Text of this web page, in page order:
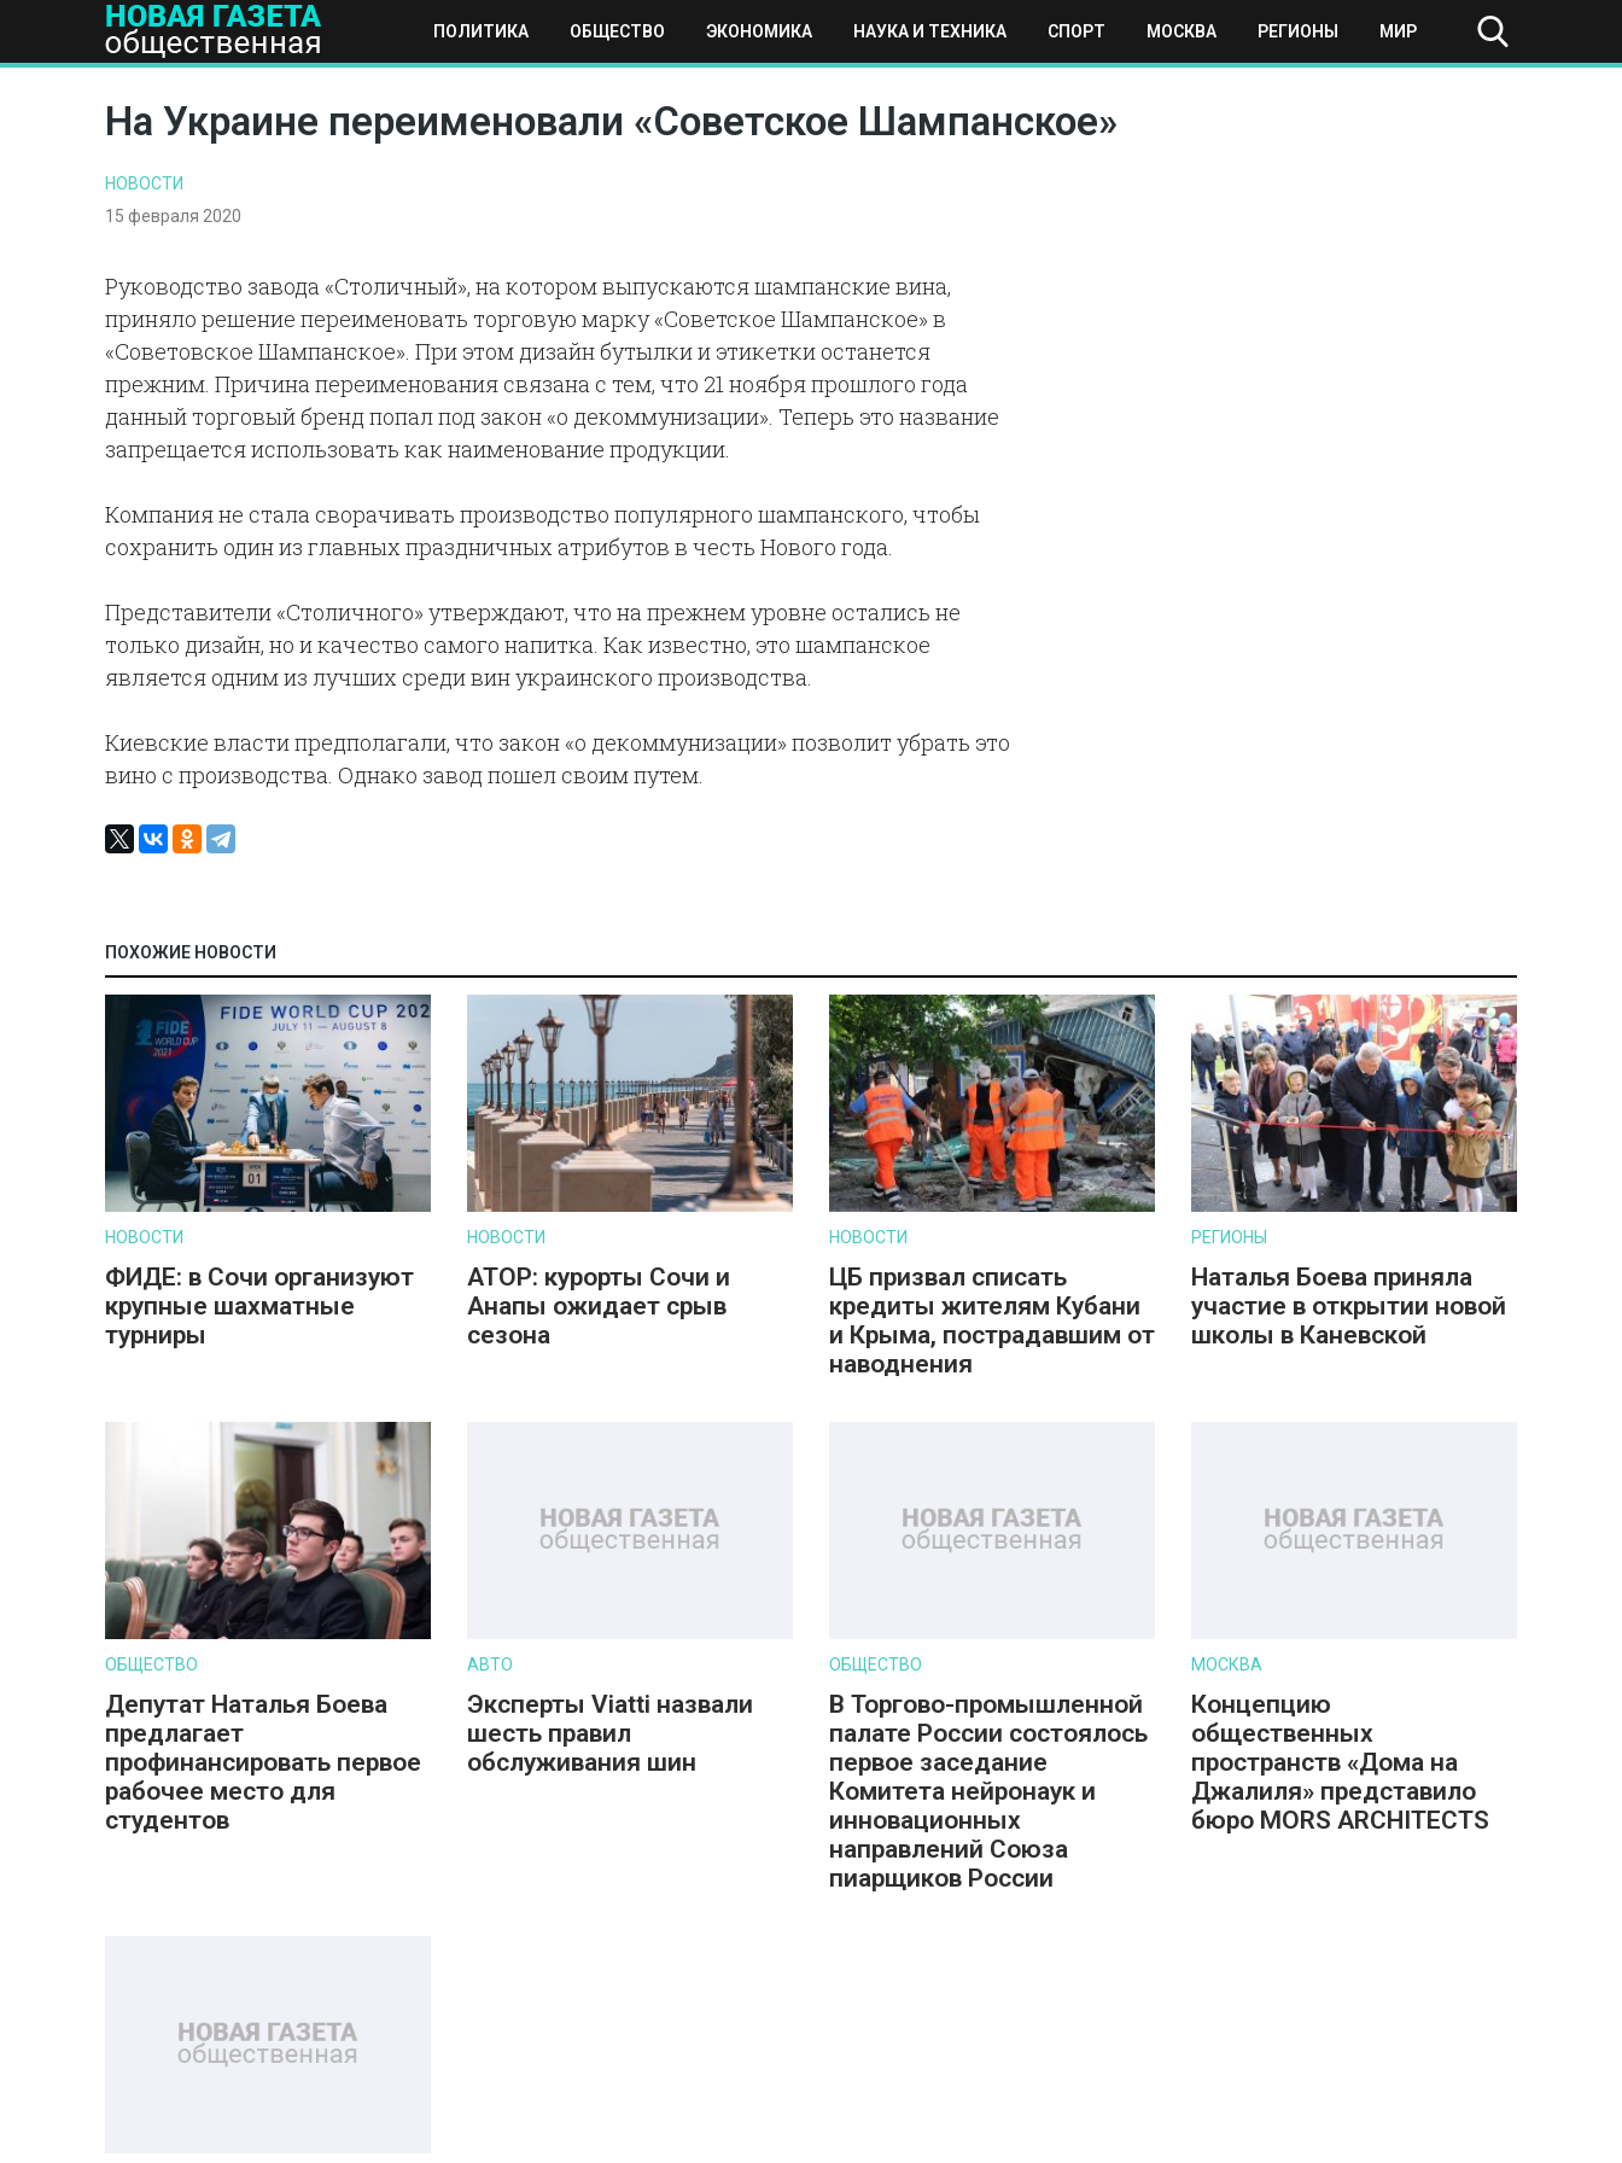
ПОЛИТИКА ОБЩЕСТВО ЭКОНОМИКА НАУКА И ТЕХНИКА СПОРТ МОСКВА РЕГИОНЫ МИР
ПОЛИТИКА ОБЩЕСТВО ЭКОНОМИКА НАУКА И ТЕХНИКА СПОРТ МОСКВА РЕГИОНЫ МИР
На Украине переименовали «Советское Шампанское»
НОВОСТИ
15 февраля 2020
Руководство завода «Столичный», на котором выпускаются шампанские вина,
приняло решение переименовать торговую марку «Советское Шампанское» в
«Советовское Шампанское». При этом дизайн бутылки и этикетки останется
прежним. Причина переименования связана с тем, что 21 ноября прошлого года
данный торговый бренд попал под закон «о декоммунизации». Теперь это название
запрещается использовать как наименование продукции.
Компания не стала сворачивать производство популярного шампанского, чтобы
сохранить один из главных праздничных атрибутов в честь Нового года.
Представители «Столичного» утверждают, что на прежнем уровне остались не
только дизайн, но и качество самого напитка. Как известно, это шампанское
является одним из лучших среди вин украинского производства.
Киевские власти предполагали, что закон «о декоммунизации» позволит убрать это
вино с производства. Однако завод пошел своим путем.
ПОХОЖИЕ НОВОСТИ
НОВОСТИ
ФИДЕ: в Сочи организуют
крупные шахматные
турниры
НОВОСТИ
АТОР: курорты Сочи и
Анапы ожидает срыв
сезона
НОВОСТИ
ЦБ призвал списать
кредиты жителям Кубани
и Крыма, пострадавшим от
наводнения
РЕГИОНЫ
Наталья Боева приняла
участие в открытии новой
школы в Каневской
ОБЩЕСТВО
Депутат Наталья Боева
предлагает
профинансировать первое
рабочее место для
студентов
АВТО
Эксперты Viatti назвали
шесть правил
обслуживания шин
ОБЩЕСТВО
В Торгово-промышленной
палате России состоялось
первое заседание
Комитета нейронаук и
инновационных
направлений Союза
пиарщиков России
МОСКВА
Концепцию
общественных
пространств «Дома на
Джалиля» представило
бюро MORS ARCHITECTS